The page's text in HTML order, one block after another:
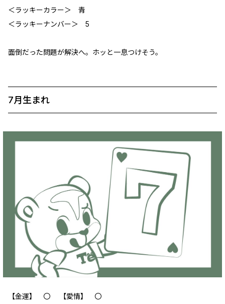
＜ラッキーカラー＞ 青
＜ラッキーナンバー＞ 5
面倒だった問題が解決へ。ホッと一息つけそう。
7月生まれ
【金運】 ‪〇 【愛情】 ‪〇